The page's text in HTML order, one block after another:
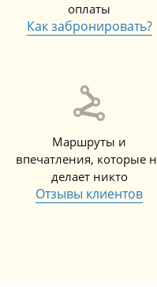
оплаты
Как забронировать?
Маршруты и
впечатления, которые
делает никто
Отзывы клиентов